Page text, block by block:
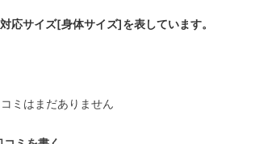
サイズ[身体サイズ]を表しています。
ミはまだありません